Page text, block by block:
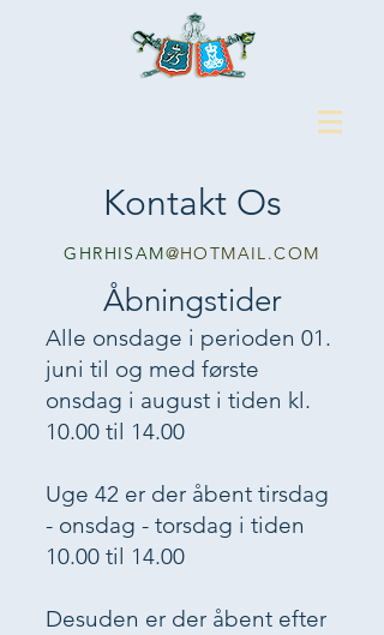
Kontakt Os
GHRHISAM@HOTMAIL.COM
Åbningstider
Alle onsdage i perioden 01.
juni til og med første
onsdag i august i tiden kl.
10.00 til 14.00
Uge 42 er der åbent tirsdag
- onsdag - torsdag i tiden
10.00 til 14.00
Desuden er der åbent efter